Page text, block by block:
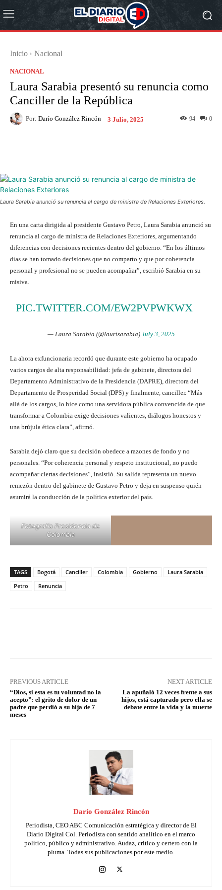
Inicio Nacional
NACIONAL
Laura Sarabia presentó su renuncia como
Canciller de la República
Por: Darío González Rincón 3 Julio, 2025 0
94
Laura Sarabia anunció su renuncia al cargo de ministra de Relaciones Exteriores.
En una carta dirigida al presidente Gustavo Petro, Laura Sarabia anunció su
renuncia al cargo de ministra de Relaciones Exteriores, argumentando
diferencias con decisiones recientes dentro del gobierno. “En los últimos
días se han tomado decisiones que no comparto y que por coherencia
personal y profesional no se pueden acompañar”, escribió Sarabia en su
misiva.
PIC.TWITTER.COM/EW2PVPWKWX
— Laura Sarabia (@laurisarabia) July 3, 2025
La ahora exfuncionaria recordó que durante este gobierno ha ocupado
varios cargos de alta responsabilidad: jefa de gabinete, directora del
Departamento Administrativo de la Presidencia (DAPRE), directora del
Departamento de Prosperidad Social (DPS) y finalmente, canciller. “Más
allá de los cargos, lo hice como una servidora pública convencida de que
transformar a Colombia exige decisiones valientes, diálogos honestos y
una brújula ética clara”, afirmó.
Sarabia dejó claro que su decisión obedece a razones de fondo y no
personales. “Por coherencia personal y respeto institucional, no puedo
acompañar ciertas decisiones”, insistió. Su salida representa un nuevo
remezón dentro del gabinete de Gustavo Petro y deja en suspenso quién
asumirá la conducción de la política exterior del país.
Fotografía Presidencia de
Colombia
TAGS Bogotá Canciller Colombia Gobierno
Laura Sarabia
Petro
Renuncia
PREVIOUS ARTICLE
“Dios, si esta es tu voluntad no la
acepto”: el grito de dolor de un
padre que perdió a su hija de 7
meses
NEXT ARTICLE
La apuñaló 12 veces frente a sus
hijos, está capturado pero ella se
debate entre la vida y la muerte
Darío González Rincón
Periodista, CEO ABC Comunicación estratégica y director de El
Diario Digital Col. Periodista con sentido analítico en el marco
político, público y administrativo. Audaz, critico y certero con la
pluma. Todas sus publicaciones por este medio.